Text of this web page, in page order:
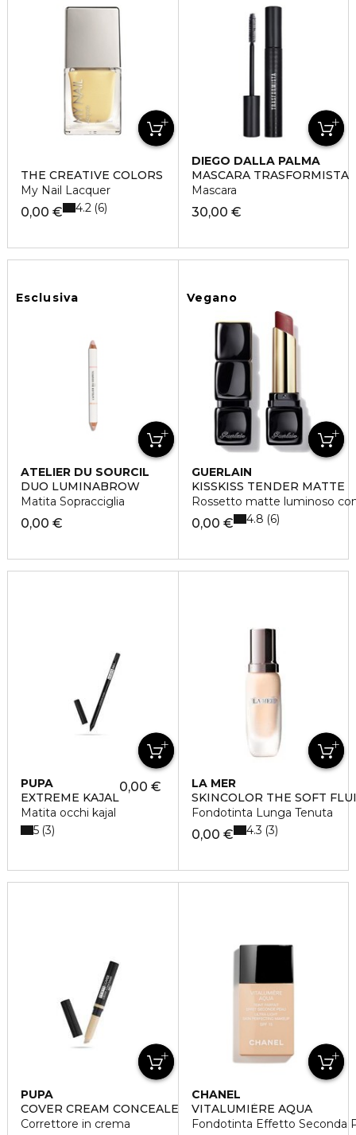
THE CREATIVE COLORS
My Nail Lacquer
0,00 € 4.2 6
DIEGO DALLA PALMA
MASCARA TRASFORMISTA
Mascara
30,00 €
Esclusiva
ATELIER DU SOURCIL
DUO LUMINABROW
Matita Sopracciglia
0,00 €
Vegano
GUERLAIN
KISSKISS TENDER MATTE
Rossetto matte luminoso
0,00 € 4.8 6
PUPA
EXTREME KAJAL
Matita occhi kajal
0,00 €
5 3
LA MER
SKINCOLOR THE SOFT
Fondotinta Lunga Tenuta
0,00 € 4.3 3
PUPA
COVER CREAM CONCEALER
Correttore in crema
CHANEL
VITALUMIÈRE AQUA
Fondotinta Effetto Seconda